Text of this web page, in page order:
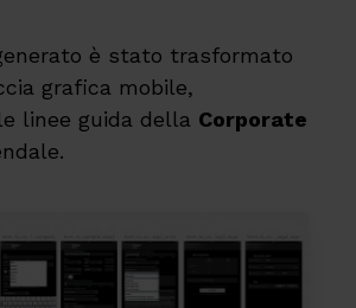
è stato trasformato
grafica mobile,
linee guida della Corporate